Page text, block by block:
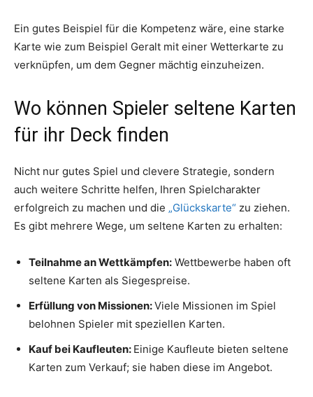
Ein gutes Beispiel für die Kompetenz wäre, eine starke
Karte wie zum Beispiel Geralt mit einer Wetterkarte zu
verknüpfen, um dem Gegner mächtig einzuheizen.
Wo können Spieler seltene Karten
für ihr Deck finden
Nicht nur gutes Spiel und clevere Strategie, sondern
auch weitere Schritte helfen, Ihren Spielcharakter
erfolgreich zu machen und die „Glückskarte“ zu ziehen.
Es gibt mehrere Wege, um seltene Karten zu erhalten:
Teilnahme an Wettkämpfen: Wettbewerbe haben oft
seltene Karten als Siegespreise.
Erfüllung von Missionen:Viele Missionen im Spiel
belohnen Spieler mit speziellen Karten.
Kauf bei Kaufleuten: Einige Kaufleute bieten seltene
Karten zum Verkauf; sie haben diese im Angebot.